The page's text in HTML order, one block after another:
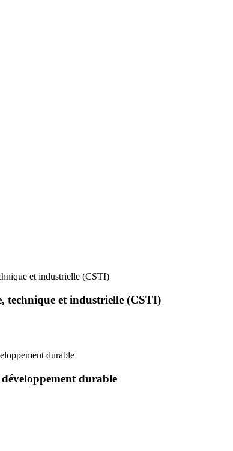
et industrielle (CSTI)
technique et industrielle (CSTI)
durable
durable